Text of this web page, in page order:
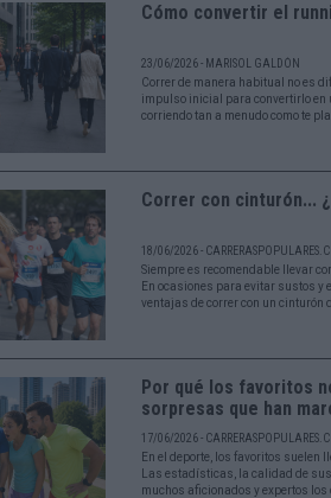
Cómo convertir el
23/06/2026 - MARISOL GALDÓN
Correr de manera habitual no es
impulso inicial para convertirlo en
corriendo tan a menudo como te
Correr con cinturón...
18/06/2026 -
Siempre es recomendable llevar
En ocasiones para evitar sustos
ventajas de correr con un cinturón
Por qué los favoritos
sorpresas que han
17/06/2026 -
En el deporte, los favoritos suelen
Las estadísticas, la calidad de
muchos aficionados y expertos